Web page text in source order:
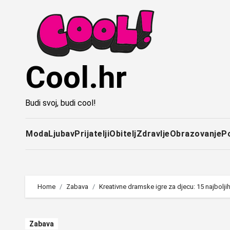
Cool.hr
Budi svoj, budi cool!
ModaLjubavPrijateljiObiteljZdravljeObrazovanje
Home Zabava Kreativne dramske igre za djecu: 15 najboljih
Zabava